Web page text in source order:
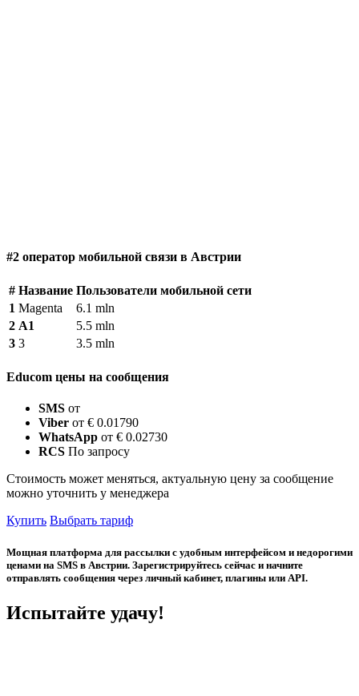
#2 оператор мобильной связи в Австрии
# Название Пользователи мобильной сети
1 Magenta
6.1 mln
2 A1
5.5 mln
3 3 3.5 mln
Educom цены на сообщения
SMS от
Viber от € 0.01790
WhatsApp от € 0.02730
RCS По запросу
Стоимость может меняться, актуальную цену за сообщение
можно уточнить у менеджера
Купить Выбрать тариф
Мощная платформа для рассылки с удобным интерфейсом и недорогими
ценами на SMS в Австрии. Зарегистрируйтесь сейчас и начните
отправлять сообщения через личный кабинет, плагины или API.
Испытайте удачу!